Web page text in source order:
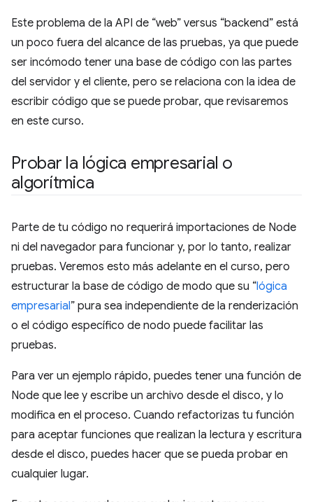
Este problema de la API de “web” versus “backend” está
un poco fuera del alcance de las pruebas, ya que puede
ser incómodo tener una base de código con las partes
del servidor y el cliente, pero se relaciona con la idea de
escribir código que se puede probar, que revisaremos
en este curso.
Probar la lógica empresarial o
algorítmica
Parte de tu código no requerirá importaciones de Node
ni del navegador para funcionar y, por lo tanto, realizar
pruebas. Veremos esto más adelante en el curso, pero
estructurar la base de código de modo que su “lógica
empresarial” pura sea independiente de la renderización
o el código específico de nodo puede facilitar las
pruebas.
Para ver un ejemplo rápido, puedes tener una función de
Node que lee y escribe un archivo desde el disco, y lo
modifica en el proceso. Cuando refactorizas tu función
para aceptar funciones que realizan la lectura y escritura
desde el disco, puedes hacer que se pueda probar en
cualquier lugar.